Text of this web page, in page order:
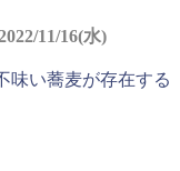
11/16(水)
味い蕎麦が存在する